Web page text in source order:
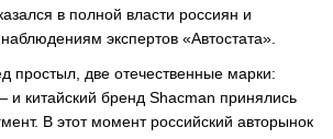
в полной власти россиян и
экспертов «Автостата».
простыл, две отечественные марки:
китайский бренд Shacman принялись
В этот момент российский авторынок